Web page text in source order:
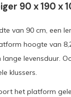
90 x 190 x
van 90 cm, een
hoogte van
levensduur.
klussers.
het platform